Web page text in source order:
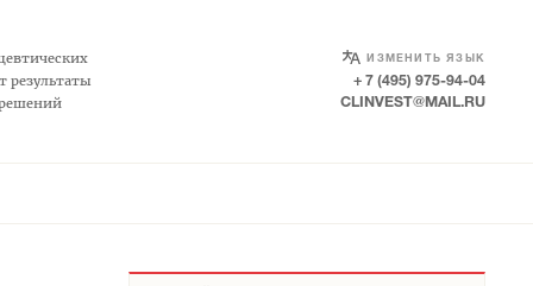
результаты
ИЗМЕНИТЬ ЯЗЫК
SELECT LANGUAGE
+ 7 (495) 975-94-04
CLINVEST@MAIL.RU